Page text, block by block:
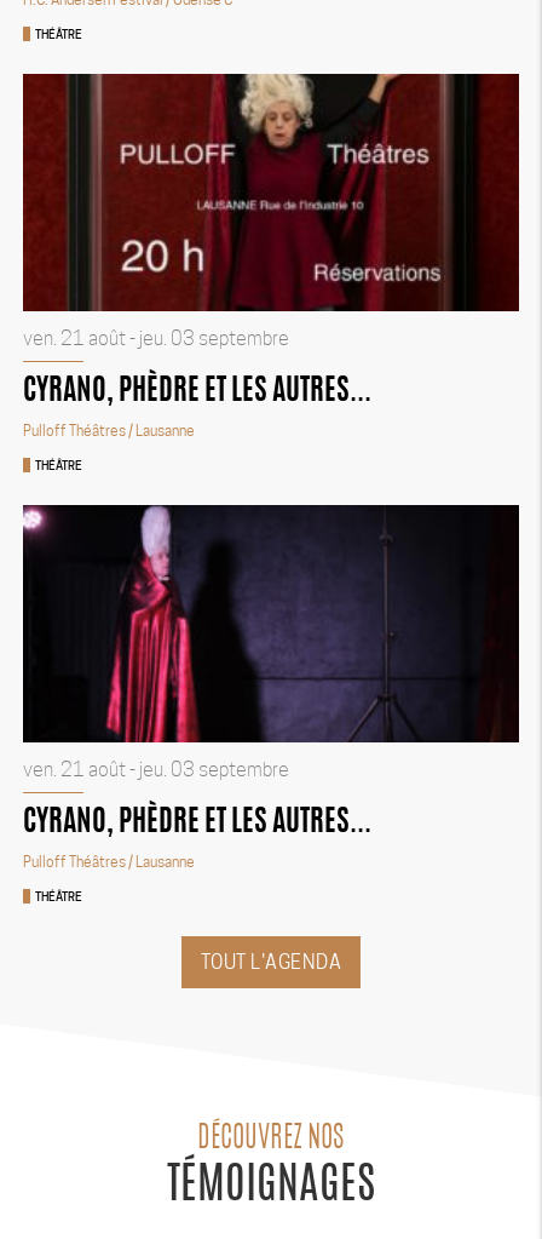
THÉÂTRE
THÉÂTRE
ven. 21 août - jeu. 03 septembre
CYRANO, PHÈDRE ET LES AUTRES...
Pulloff Théâtres/ Lausanne
THÉÂTRE
ven. 21 août - jeu. 03 septembre
CYRANO, PHÈDRE ET LES AUTRES...
Pulloff Théâtres/ Lausanne
TOUT L'AGENDA
DÉCOUVREZ NOS
TÉMOIGNAGES